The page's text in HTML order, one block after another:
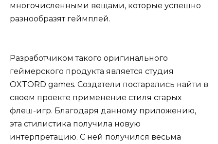
многочисленными вещами, которые успешно
разнообразят геймплей.
Разработчиком такого оригинального
геймерского продукта является студия
OXTORD games. Создатели постарались найти в
своем проекте применение стиля старых
флеш-игр. Благодаря данному приложению,
эта стилистика получила новую
интерпретацию. С ней получился весьма